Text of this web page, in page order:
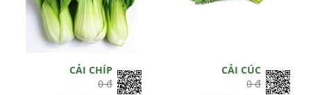
CẢI CHÍP
0 đ
CẢI CÚC
0 đ